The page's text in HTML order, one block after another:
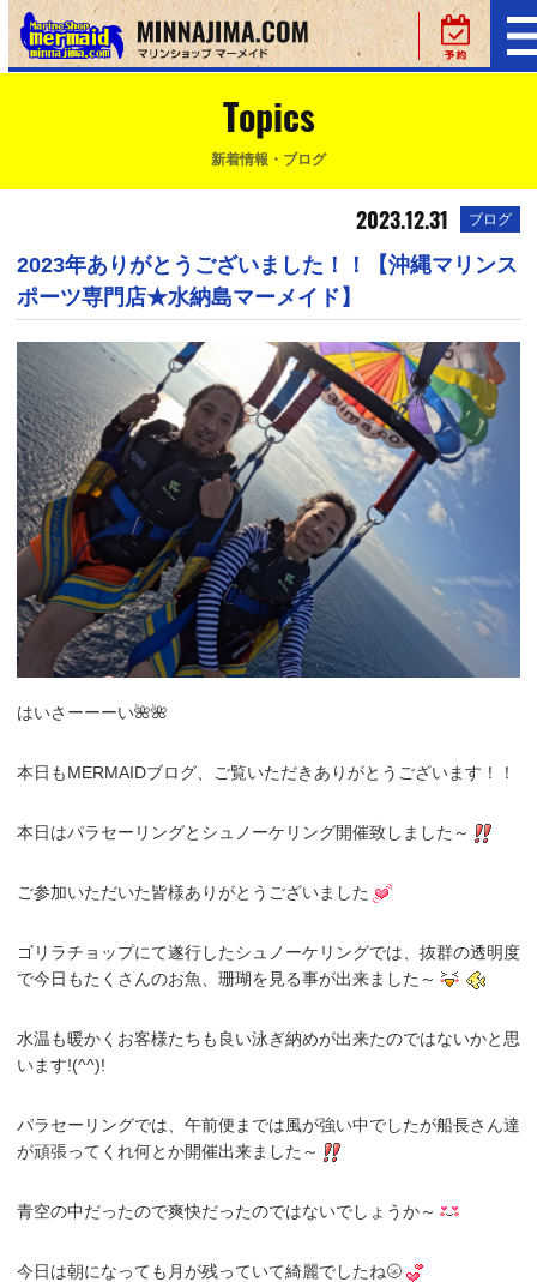
Topics
新着情報・ブログ
2023.12.31 ブログ
2023年ありがとうございました！！【沖縄マリンス
ポーツ専門店★水納島マーメイド】
はいさーーーい🌺🌺
本日もMERMAIDブログ、ご覧いただきありがとうございます！！
本日はパラセーリングとシュノーケリング開催致しました～
ご参加いただいた皆様ありがとうございました
ゴリラチョップにて遂行したシュノーケリングでは、抜群の透明度
で今日もたくさんのお魚、珊瑚を見る事が出来ました～
水温も暖かくお客様たちも良い泳ぎ納めが出来たのではないかと思
います!(^^)!
パラセーリングでは、午前便までは風が強い中でしたが船長さん達
が頑張ってくれ何とか開催出来ました～
青空の中だったので爽快だったのではないでしょうか～
今日は朝になっても月が残っていて綺麗でしたね🌝